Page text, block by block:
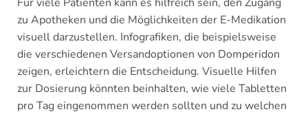
zu Apotheken und die Möglichkeiten der E-Medikation
visuell darzustellen. Infografiken, die beispielsweise
die verschiedenen Versandoptionen von Domperidon
zeigen, erleichtern die Entscheidung. Visuelle Hilfen
zur Dosierung könnten beinhalten, wie viele Tabletten
pro Tag eingenommen werden sollten und zu welchen